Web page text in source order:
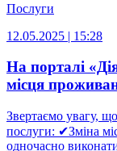
Послуги
12.05.2025 | 15:28
На порталі
місця
Звертаємо увагу,
послуги: ✔Зміна
одночасно виконати